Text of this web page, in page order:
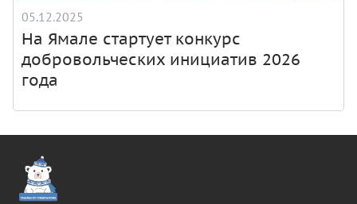
05.12.2025
На Ямале стартует конкурс
добровольческих инициатив 2026
года